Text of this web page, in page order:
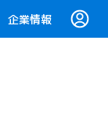
企業情報